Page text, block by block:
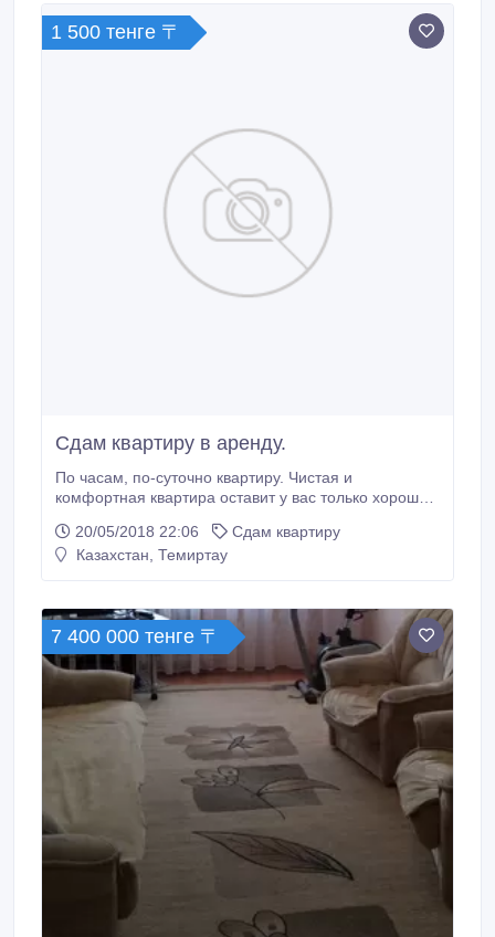
1 500 тенге 〒
Сдам квартиру в аренду.
По часам, по-суточно квартиру. Чистая и
комфортная квартира оставит у вас только хорошие
20/05/2018 22:06
Сдам квартиру
Казахстан, Темиртау
7 400 000 тенге 〒